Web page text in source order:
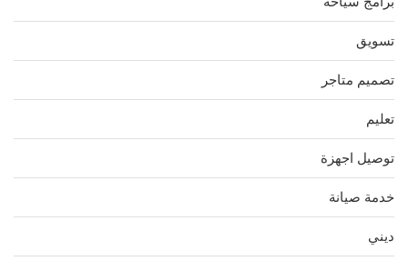
تسويق
تصميم متاجر
تعليم
توصيل اجهزة
خدمة صيانة
ديني